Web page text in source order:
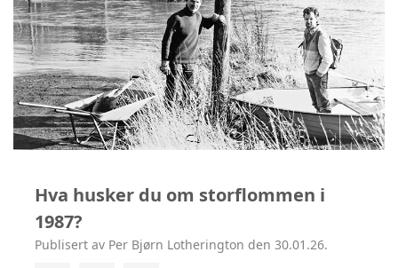
Hva husker du om storflommen i
1987?
Publisert av Per Bjørn Lotherington den 30.01.26.